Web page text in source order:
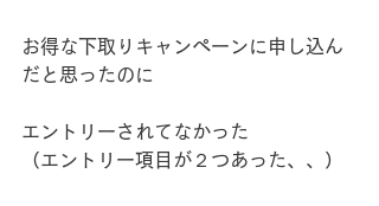
お得な下取りキャンペーンに申し込ん
だと思ったのに
エントリーされてなかった
（エントリー項目が２つあった、、）